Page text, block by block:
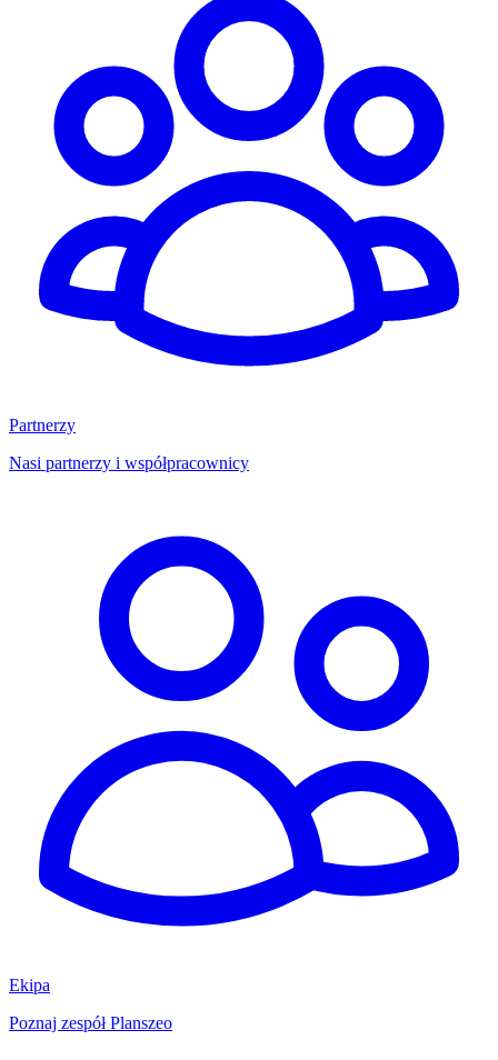
Partnerzy
Nasi partnerzy i współpracownicy
Ekipa
Poznaj zespół Planszeo